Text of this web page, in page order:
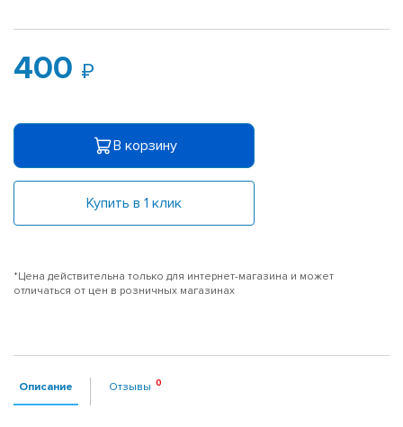
400
В корзину
Купить в 1 клик
*Цена действительна только для интернет-магазина и может
отличаться от цен в розничных магазинах
Описание Отзывы